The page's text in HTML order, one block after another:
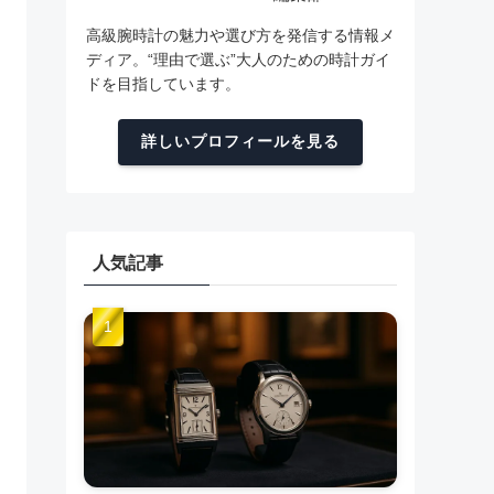
高級腕時計の魅力や選び方を発信する情報メ
ディア。“理由で選ぶ”大人のための時計ガイ
ドを目指しています。
詳しいプロフィールを見る
人気記事